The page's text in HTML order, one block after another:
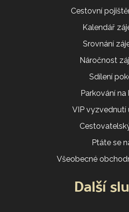
Cestovní
Kalendář
Srovnání
Náročnost
Sdílení
Parkování na
VIP vyzvednutí
Ptáte se
Všeobecné
Další